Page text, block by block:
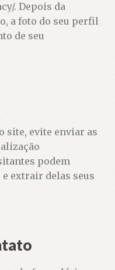
. Depois da
a foto do seu perfil
de seu
site, evite enviar as
podem
extrair delas seus